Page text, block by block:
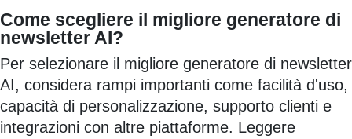
Come scegliere il migliore generatore di
newsletter AI?
Per selezionare il migliore generatore di newsletter
AI, considera rampi importanti come facilità d'uso,
capacità di personalizzazione, supporto clienti e
integrazioni con altre piattaforme. Leggere